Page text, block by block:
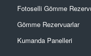
Fotoselli Gömme
Gömme Rezervuarlar
Kumanda Panelleri